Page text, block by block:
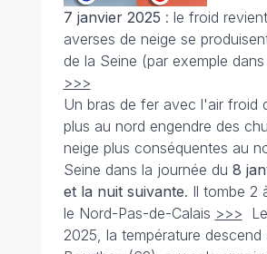
7 janvier 2025 : le froid
averses de neige se
de la Seine (par exemple
>>>
Un bras de fer avec l'air froid
plus au nord engendre des
neige plus conséquentes au
Seine dans la journée du 8
et la nuit suivante. Il tombe 2
le Nord-Pas-de-Calais >>>
2025, la température descend